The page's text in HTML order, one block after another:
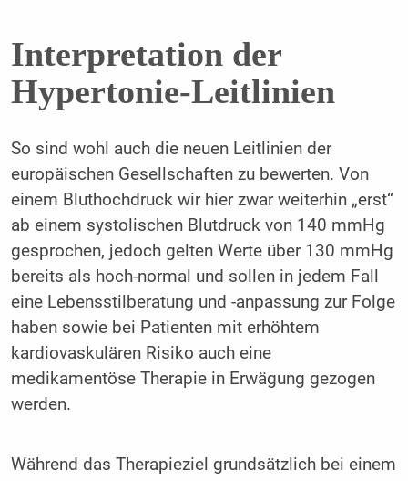
Interpretation der
Hypertonie-Leitlinien
So sind wohl auch die neuen Leitlinien der
europäischen Gesellschaften zu bewerten. Von
einem Bluthochdruck wir hier zwar weiterhin „erst“
ab einem systolischen Blutdruck von 140 mmHg
gesprochen, jedoch gelten Werte über 130 mmHg
bereits als hoch-normal und sollen in jedem Fall
eine Lebensstilberatung und -anpassung zur Folge
haben sowie bei Patienten mit erhöhtem
kardiovaskulären Risiko auch eine
medikamentöse Therapie in Erwägung gezogen
werden.
Während das Therapieziel grundsätzlich bei einem